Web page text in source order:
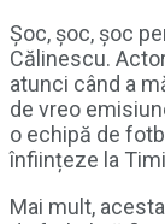
Șoc, șoc, șoc
Călinescu.
atunci când a
de vreo
o echipă de
înființeze la
Mai mult,